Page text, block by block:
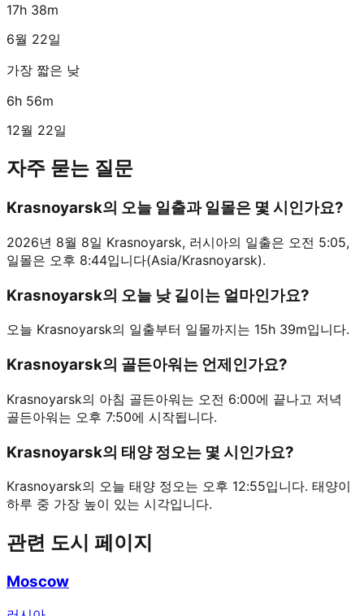
17h 38m
6월 22일
가장 짧은 낮
6h 56m
12월 22일
자주 묻는 질문
Krasnoyarsk의 오늘 일출과 일몰은 몇 시인가요?
2026년 8월 8일 Krasnoyarsk, 러시아의 일출은 오전 5:05,
일몰은 오후 8:44입니다(Asia/Krasnoyarsk).
Krasnoyarsk의 오늘 낮 길이는 얼마인가요?
오늘 Krasnoyarsk의 일출부터 일몰까지는 15h 39m입니다.
Krasnoyarsk의 골든아워는 언제인가요?
Krasnoyarsk의 아침 골든아워는 오전 6:00에 끝나고 저녁
골든아워는 오후 7:50에 시작됩니다.
Krasnoyarsk의 태양 정오는 몇 시인가요?
Krasnoyarsk의 오늘 태양 정오는 오후 12:55입니다. 태양이
하루 중 가장 높이 있는 시각입니다.
관련 도시 페이지
Moscow